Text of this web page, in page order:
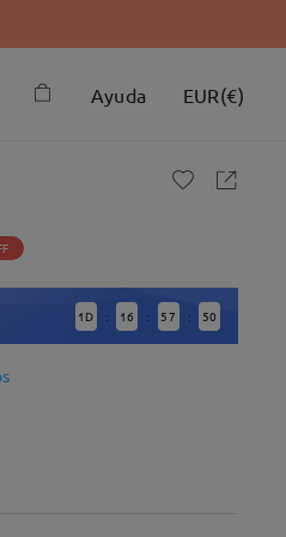
Ayuda EUR(€)
1 D : 16 : 57 : 47